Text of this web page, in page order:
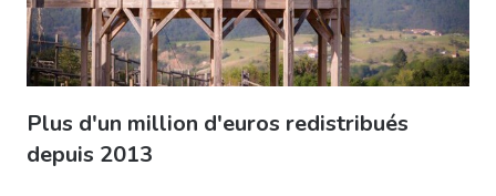
Plus d'un million d'euros redistribués
depuis 2013